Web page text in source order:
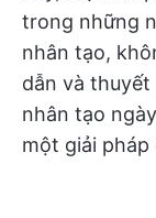
trong những
nhân tạo,
dẫn và
nhân tạo
một giải pháp